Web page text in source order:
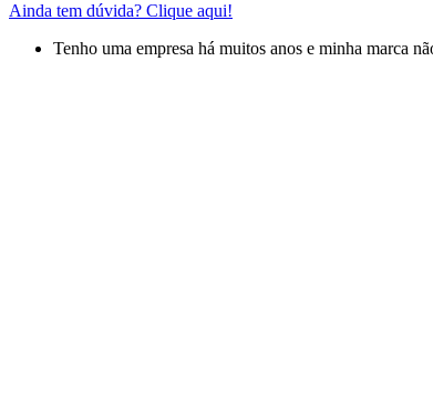
Ainda tem dúvida? Clique aqui!
Tenho uma empresa há muitos anos e minha marca